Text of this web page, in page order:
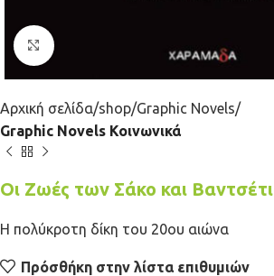
Κλικ για μεγέθυνση
Αρχική σελίδα shop Graphic Novels
Graphic Novels Κοινωνικά
Οι Ζωές των Σάκο και Βαντσέτι
Η πολύκροτη δίκη του 20ου αιώνα
Πρόσθήκη στην λίστα επιθυμιών